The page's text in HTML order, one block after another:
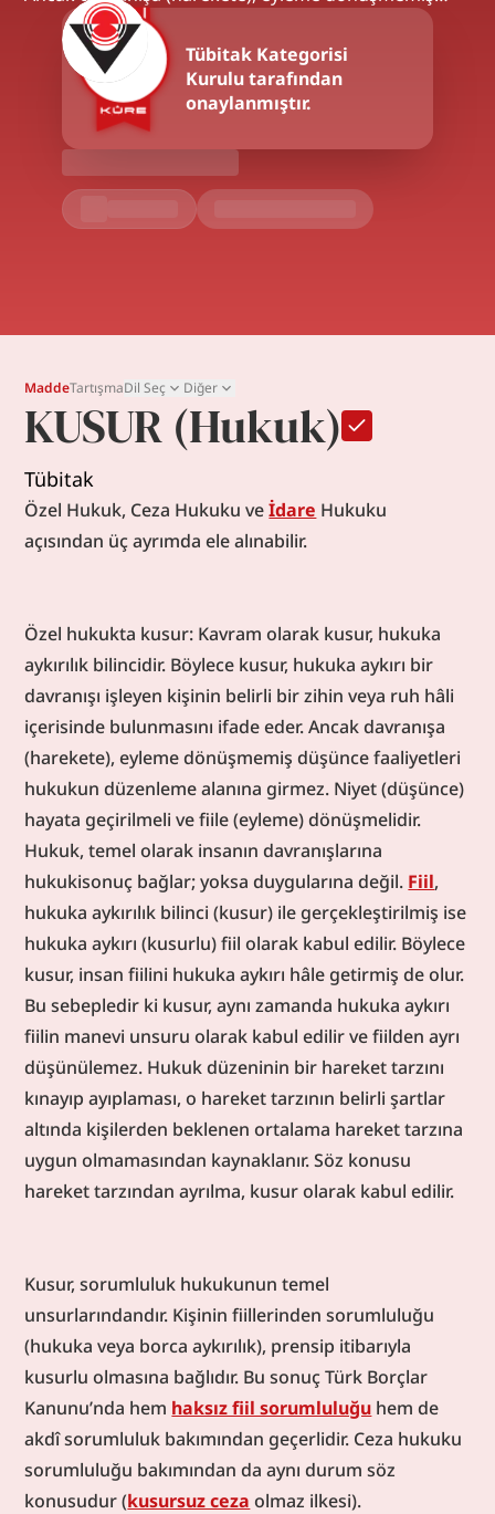
Tübitak Kategorisi
Kurulu tarafından
onaylanmıştır.
MaddeTartışmaDil Seç Diğer
KUSUR (Hukuk)
Tübitak
Özel Hukuk, Ceza Hukuku ve İdare Hukuku
açısından üç ayrımda ele alınabilir.
Özel hukukta kusur: Kavram olarak kusur, hukuka
aykırılık bilincidir. Böylece kusur, hukuka aykırı bir
davranışı işleyen kişinin belirli bir zihin veya ruh hâli
içerisinde bulunmasını ifade eder. Ancak davranışa
(harekete), eyleme dönüşmemiş düşünce faaliyetleri
hukukun düzenleme alanına girmez. Niyet (düşünce)
hayata geçirilmeli ve fiile (eyleme) dönüşmelidir.
Hukuk, temel olarak insanın davranışlarına
hukukisonuç bağlar; yoksa duygularına değil. Fiil,
hukuka aykırılık bilinci (kusur) ile gerçekleştirilmiş ise
hukuka aykırı (kusurlu) fiil olarak kabul edilir. Böylece
kusur, insan fiilini hukuka aykırı hâle getirmiş de olur.
Bu sebepledir ki kusur, aynı zamanda hukuka aykırı
fiilin manevi unsuru olarak kabul edilir ve fiilden ayrı
düşünülemez. Hukuk düzeninin bir hareket tarzını
kınayıp ayıplaması, o hareket tarzının belirli şartlar
altında kişilerden beklenen ortalama hareket tarzına
uygun olmamasından kaynaklanır. Söz konusu
hareket tarzından ayrılma, kusur olarak kabul edilir.
Kusur, sorumluluk hukukunun temel
unsurlarındandır. Kişinin fiillerinden sorumluluğu
(hukuka veya borca aykırılık), prensip itibarıyla
kusurlu olmasına bağlıdır. Bu sonuç Türk Borçlar
Kanunu’nda hem haksız fiil sorumluluğu hem de
akdî sorumluluk bakımından geçerlidir. Ceza hukuku
sorumluluğu bakımından da aynı durum söz
konusudur (kusursuz ceza olmaz ilkesi).